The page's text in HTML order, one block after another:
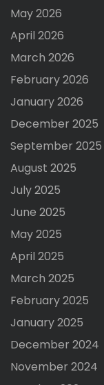
May 2026
April 2026
March 2026
February 2026
January 2026
December 2025
September 2025
August 2025
July 2025
June 2025
May 2025
April 2025
March 2025
February 2025
January 2025
December 2024
November 2024